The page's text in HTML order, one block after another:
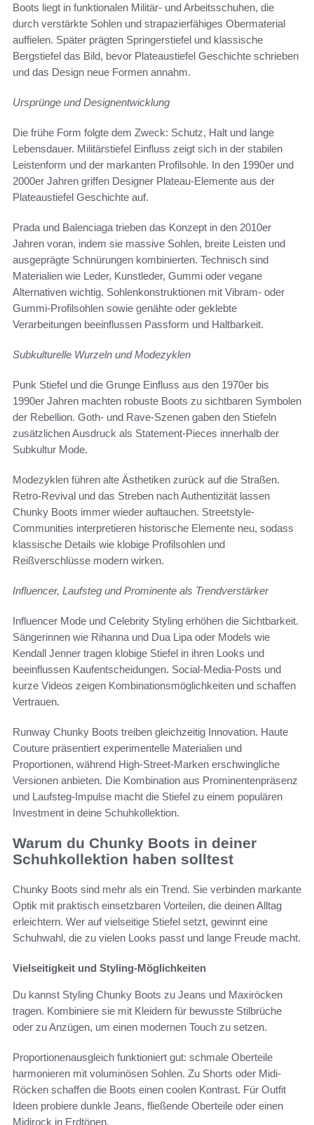
Boots liegt in funktionalen Militär- und Arbeitsschuhen, die
durch verstärkte Sohlen und strapazierfähiges Obermaterial
auffielen. Später prägten Springerstiefel und klassische
Bergstiefel das Bild, bevor Plateaustiefel Geschichte schrieben
und das Design neue Formen annahm.
Ursprünge und Designentwicklung
Die frühe Form folgte dem Zweck: Schutz, Halt und lange
Lebensdauer. Militärstiefel Einfluss zeigt sich in der stabilen
Leistenform und der markanten Profilsohle. In den 1990er und
2000er Jahren griffen Designer Plateau-Elemente aus der
Plateaustiefel Geschichte auf.
Prada und Balenciaga trieben das Konzept in den 2010er
Jahren voran, indem sie massive Sohlen, breite Leisten und
ausgeprägte Schnürungen kombinierten. Technisch sind
Materialien wie Leder, Kunstleder, Gummi oder vegane
Alternativen wichtig. Sohlenkonstruktionen mit Vibram- oder
Gummi-Profilsohlen sowie genähte oder geklebte
Verarbeitungen beeinflussen Passform und Haltbarkeit.
Subkulturelle Wurzeln und Modezyklen
Punk Stiefel und die Grunge Einfluss aus den 1970er bis
1990er Jahren machten robuste Boots zu sichtbaren Symbolen
der Rebellion. Goth- und Rave-Szenen gaben den Stiefeln
zusätzlichen Ausdruck als Statement-Pieces innerhalb der
Subkultur Mode.
Modezyklen führen alte Ästhetiken zurück auf die Straßen.
Retro-Revival und das Streben nach Authentizität lassen
Chunky Boots immer wieder auftauchen. Streetstyle-
Communities interpretieren historische Elemente neu, sodass
klassische Details wie klobige Profilsohlen und
Reißverschlüsse modern wirken.
Influencer, Laufsteg und Prominente als Trendverstärker
Influencer Mode und Celebrity Styling erhöhen die Sichtbarkeit.
Sängerinnen wie Rihanna und Dua Lipa oder Models wie
Kendall Jenner tragen klobige Stiefel in ihren Looks und
beeinflussen Kaufentscheidungen. Social-Media-Posts und
kurze Videos zeigen Kombinationsmöglichkeiten und schaffen
Vertrauen.
Runway Chunky Boots treiben gleichzeitig Innovation. Haute
Couture präsentiert experimentelle Materialien und
Proportionen, während High-Street-Marken erschwingliche
Versionen anbieten. Die Kombination aus Prominentenpräsenz
und Laufsteg-Impulse macht die Stiefel zu einem populären
Investment in deine Schuhkollektion.
Warum du Chunky Boots in deiner
Schuhkollektion haben solltest
Chunky Boots sind mehr als ein Trend. Sie verbinden markante
Optik mit praktisch einsetzbaren Vorteilen, die deinen Alltag
erleichtern. Wer auf vielseitige Stiefel setzt, gewinnt eine
Schuhwahl, die zu vielen Looks passt und lange Freude macht.
Vielseitigkeit und Styling-Möglichkeiten
Du kannst Styling Chunky Boots zu Jeans und Maxiröcken
tragen. Kombiniere sie mit Kleidern für bewusste Stilbrüche
oder zu Anzügen, um einen modernen Touch zu setzen.
Proportionenausgleich funktioniert gut: schmale Oberteile
harmonieren mit voluminösen Sohlen. Zu Shorts oder Midi-
Röcken schaffen die Boots einen coolen Kontrast. Für Outfit
Ideen probiere dunkle Jeans, fließende Oberteile oder einen
Midirock in Erdtönen.